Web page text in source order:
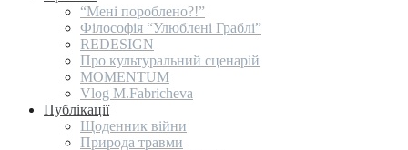
“Мені пороблено?!”
Філософія “Улюблені Граблі”
REDESIGN
Про культуральний сценарій
MOMENTUM
Vlog M.Fabricheva
Публікації
Щоденник війни
Природа травми